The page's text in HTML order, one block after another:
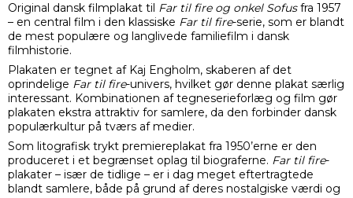
Original dansk filmplakat til Far til fire og onkel Sofusfra 1957
– en central film i den klassiske Far til fire-serie, som er blandt
de mest populære og langlivede familiefilm i dansk
filmhistorie.
Plakaten er tegnet af Kaj Engholm, skaberen af det
oprindelige Far til fire-univers, hvilket gør denne plakat særlig
interessant. Kombinationen af tegneserieforlæg og film gør
plakaten ekstra attraktiv for samlere, da den forbinder dansk
populærkultur på tværs af medier.
Som litografisk trykt premiereplakat fra 1950’erne er den
produceret i et begrænset oplag til biograferne. Far til fire-
plakater – især de tidlige – er i dag meget eftertragtede
blandt samlere, både på grund af deres nostalgiske værdi og